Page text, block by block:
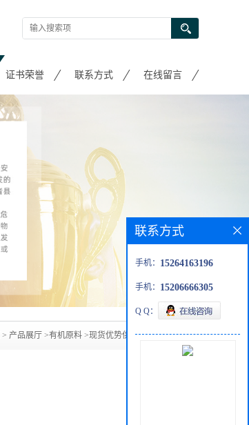
证书荣誉 联系方式 在线留言
> 产品展厅 >有机原料 >现货优势供应盐酸肼
联系方式
手机： 15264163196
手机： 15206666305
Q Q：